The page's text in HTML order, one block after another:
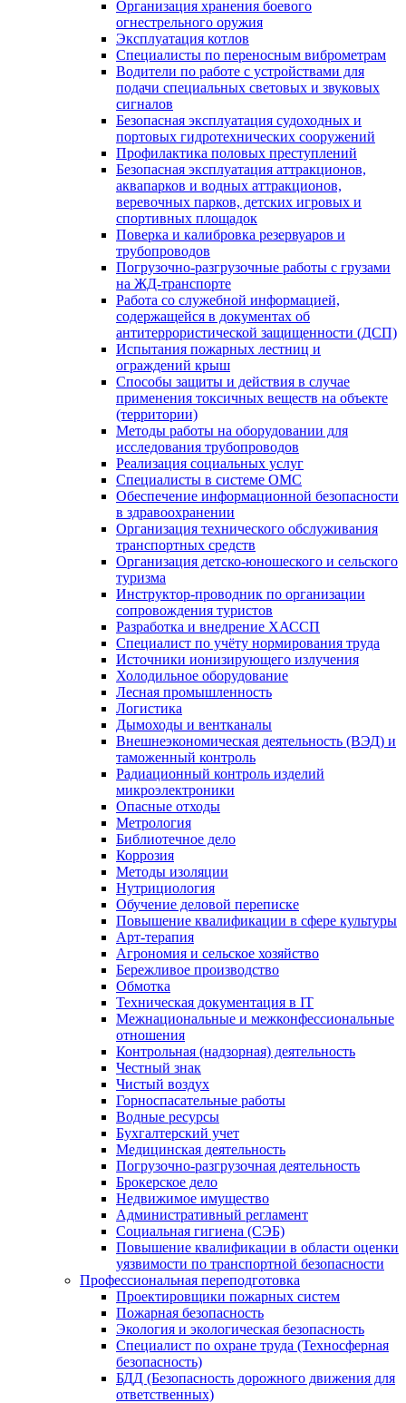
Организация хранения боевого
огнестрельного оружия
Эксплуатация котлов
Специалисты по переносным виброметрам
Водители по работе с устройствами для
подачи специальных световых и звуковых
сигналов
Безопасная эксплуатация судоходных и
портовых гидротехнических сооружений
Профилактика половых преступлений
Безопасная эксплуатация аттракционов,
аквапарков и водных аттракционов,
веревочных парков, детских игровых и
спортивных площадок
Поверка и калибровка резервуаров и
трубопроводов
Погрузочно-разгрузочные работы с грузами
на ЖД-транспорте
Работа со служебной информацией,
содержащейся в документах об
антитеррористической защищенности (ДСП)
Испытания пожарных лестниц и
ограждений крыш
Способы защиты и действия в случае
применения токсичных веществ на объекте
(территории)
Методы работы на оборудовании для
исследования трубопроводов
Реализация социальных услуг
Специалисты в системе ОМС
Обеспечение информационной безопасности
в здравоохранении
Организация технического обслуживания
транспортных средств
Организация детско-юношеского и сельского
туризма
Инструктор-проводник по организации
сопровождения туристов
Разработка и внедрение ХАССП
Специалист по учёту нормирования труда
Источники ионизирующего излучения
Холодильное оборудование
Лесная промышленность
Логистика
Дымоходы и вентканалы
Внешнеэкономическая деятельность (ВЭД) и
таможенный контроль
Радиационный контроль изделий
микроэлектроники
Опасные отходы
Метрология
Библиотечное дело
Коррозия
Методы изоляции
Нутрициология
Обучение деловой переписке
Повышение квалификации в сфере культуры
Арт-терапия
Агрономия и сельское хозяйство
Бережливое производство
Обмотка
Техническая документация в IT
Межнациональные и межконфессиональные
отношения
Контрольная (надзорная) деятельность
Честный знак
Чистый воздух
Горноспасательные работы
Водные ресурсы
Бухгалтерский учет
Медицинская деятельность
Погрузочно-разгрузочная деятельность
Брокерское дело
Недвижимое имущество
Административный регламент
Социальная гигиена (СЭБ)
Повышение квалификации в области оценки
уязвимости по транспортной безопасности
Профессиональная переподготовка
Проектировщики пожарных систем
Пожарная безопасность
Экология и экологическая безопасность
Специалист по охране труда (Техносферная
безопасность)
БДД (Безопасность дорожного движения для
ответственных)